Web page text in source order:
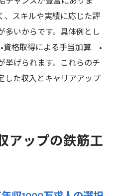
、スキルや実績に応じた評
多いからです。具体例とし
格取得による手当加算 •
げられます。これらのチ
した収入とキャリアアップ
アップの鉄筋工